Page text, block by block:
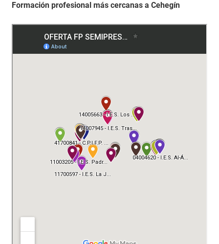
Formación profesional más cercanas a Cehegín